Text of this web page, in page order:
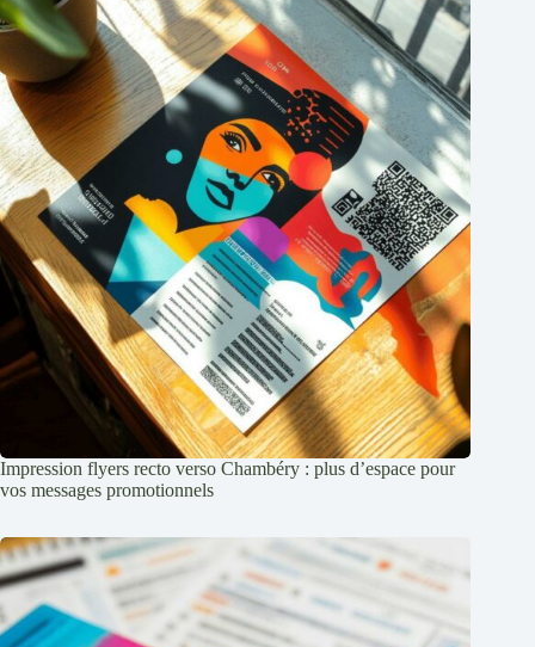
Impression flyers recto verso Chambéry : plus d’espace pour
vos messages promotionnels